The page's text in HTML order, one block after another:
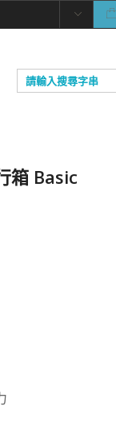
箱 Basic